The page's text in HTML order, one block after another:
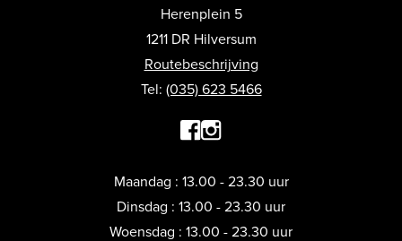
Herenplein 5
1211 DR Hilversum
Routebeschrijving
Tel: (035) 623 5466
Maandag : 13.00 - 23.30 uur
Dinsdag : 13.00 - 23.30 uur
Woensdag : 13.00 - 23.30 uur